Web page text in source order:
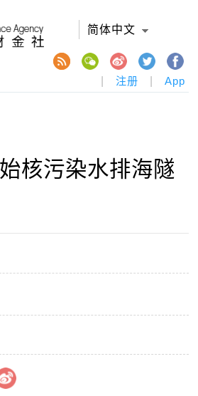
简体中文
注册 App
核污染水排海隧